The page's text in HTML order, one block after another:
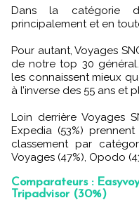
Dans la catégorie
principalement et en
Pour autant, Voyages
de notre top 30
les connaissent mieux
à l’inverse des 55 ans et
Loin derrière Voyages
Expedia (53%)
classement par
Voyages (47%), Opodo
Comparateurs :
Tripadvisor (30%)